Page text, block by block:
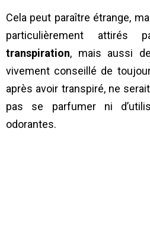
Cela peut paraître étrange,
particulièrement
transpiration, mais aussi
vivement conseillé de
après avoir transpiré, ne
pas se parfumer ni
odorantes.